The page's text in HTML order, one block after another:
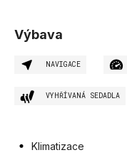
Výbava
NAVIGACE
VYHŘÍVANÁ SEDADLA
Klimatizace